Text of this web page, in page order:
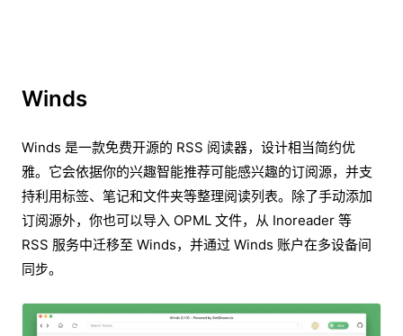
Winds
Winds 是一款免费开源的 RSS 阅读器，设计相当简约优
雅。它会依据你的兴趣智能推荐可能感兴趣的订阅源，并支
持利用标签、笔记和文件夹等整理阅读列表。除了手动添加
订阅源外，你也可以导入 OPML 文件，从 Inoreader 等
RSS 服务中迁移至 Winds，并通过 Winds 账户在多设备间
同步。